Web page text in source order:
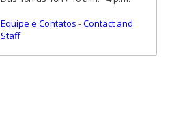
Equipe e Contatos -Contact and
Staff